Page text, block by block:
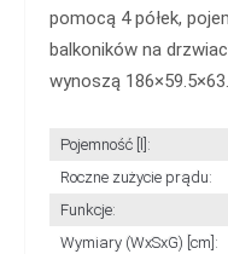
pomocą 4 półek,
balkoników na
wynoszą
Pojemność [l]:
Roczne zużycie prądu:
Funkcje:
Wymiary (WxSxG) [cm]: